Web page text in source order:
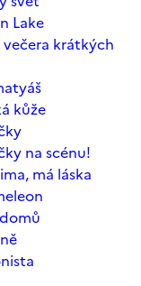
Lake
krátkých
kůže
na scénu!
má láska